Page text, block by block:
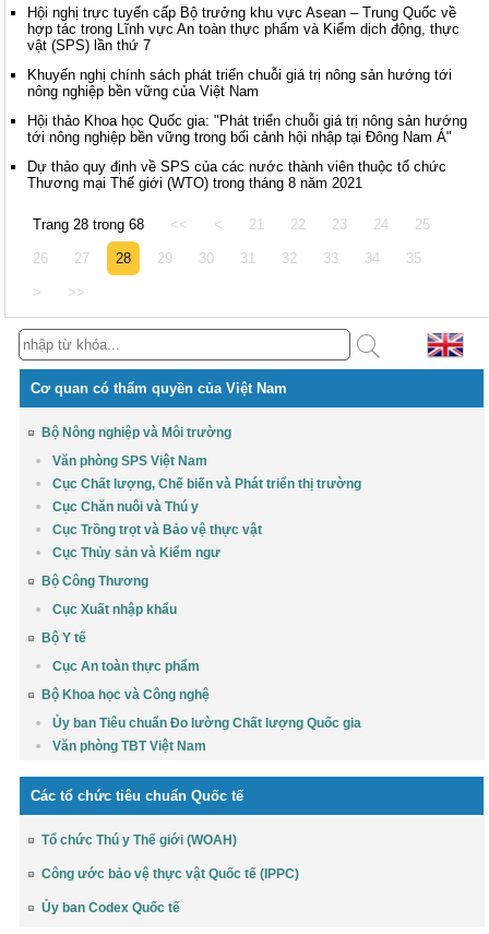
Hội nghị trực tuyến cấp Bộ trưởng khu vực Asean – Trung Quốc về
hợp tác trong Lĩnh vực An toàn thực phẩm và Kiểm dịch động, thực
vật (SPS) lần thứ 7
Khuyến nghị chính sách phát triển chuỗi giá trị nông sản hướng tới
nông nghiệp bền vững của Việt Nam
Hội thảo Khoa học Quốc gia: "Phát triển chuỗi giá trị nông sản hướng
tới nông nghiệp bền vững trong bối cảnh hội nhập tại Đông Nam Á"
Dự thảo quy định về SPS của các nước thành viên thuộc tổ chức
Thương mại Thế giới (WTO) trong tháng 8 năm 2021
Trang 28 trong 68 << < 21 22 23 24 25
26 27 28 29 30 31 32 33 34 35
> >>
Cơ quan có thẩm quyền của Việt Nam
Bộ Nông nghiệp và Môi trường
Văn phòng SPS Việt Nam
Cục Chất lượng, Chế biến và Phát triển thị trường
Cục Chăn nuôi và Thú y
Cục Trồng trọt và Bảo vệ thực vật
Cục Thủy sản và Kiểm ngư
Bộ Công Thương
Cục Xuất nhập khẩu
Bộ Y tế
Cục An toàn thực phẩm
Bộ Khoa học và Công nghệ
Ủy ban Tiêu chuẩn Đo lường Chất lượng Quốc gia
Văn phòng TBT Việt Nam
Các tổ chức tiêu chuẩn Quốc tế
Tổ chức Thú y Thế giới (WOAH)
Công ước bảo vệ thực vật Quốc tế (IPPC)
Ủy ban Codex Quốc tế